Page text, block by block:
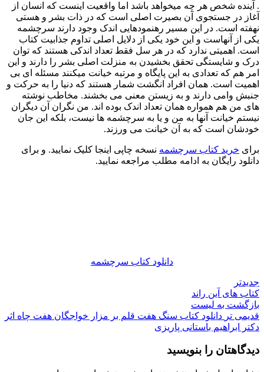
. آینده شخص هر چه میخواهد باشد اما واقعیت اینست که انسان از
آغاز در جستجوی آن بصیرت اصلی است که در ذات بشر و هستی
نهفته است. در این مسیر رهنمودهایی اندک وجود دارند سرچشمه
یکی از آنهاست و این خود یکی از دلایل اصلی تداوم جذابیت کتاب
است. اهمیتی ندارد که در هر سل فقط تعداد اندکی هستند که توان
درک و شایستگی تحقق بخشیدن به منزلت اصلی بشر را دارند و این
امر هم که تعدادی به این پایگاه و مرتبه خیانت میکنند مسئله ای بی
اهمیت است. همان افراد انگشت شمار هستند که دنیا را به حرکت و
جنبش وامی دارند و به زیستن معنی می بخشند. مخاطب نوشته
های من هم همواره همان تعداد اندک بوده اند. من نگران آن دیگران
نیستم خیانت آنها به من و یا به سرچشمه ها نیست، بلکه این جان
خودشان است که به آن خیانت می ورزند.
برای خرید کتاب سرچشمه نسخه چاپی اینجا کلیک نمایید. و برای
دانلود رایگان به ادامه مطلب مراجعه نمایید.
دانلود کتاب سرچشمه
جدیدتر
کتاب های آین راند
بازگشت به لیست
قدیمی تر دانلود کتاب سنگ هفت قلم بر مزار خواجگان هفت چاه اثر
دکتر ابراهیم باستانی پاریزی
دیدگاهتان را بنویسید